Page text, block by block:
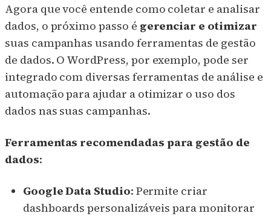
Agora que você entende como coletar e analisar
dados, o próximo passo é gerenciar e otimizar
suas campanhas usando ferramentas de gestão
de dados. O WordPress, por exemplo, pode ser
integrado com diversas ferramentas de análise e
automação para ajudar a otimizar o uso dos
dados nas suas campanhas.
Ferramentas recomendadas para gestão de
dados:
Google Data Studio: Permite criar
dashboards personalizáveis para monitorar